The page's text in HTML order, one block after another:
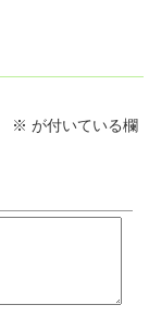
※ が付いている欄